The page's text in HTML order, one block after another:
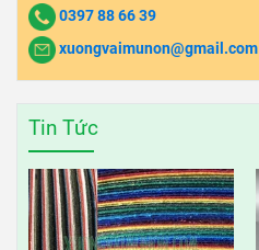
0397 88 66 39
xuongvaimunon@gmail.com
Tin Tức